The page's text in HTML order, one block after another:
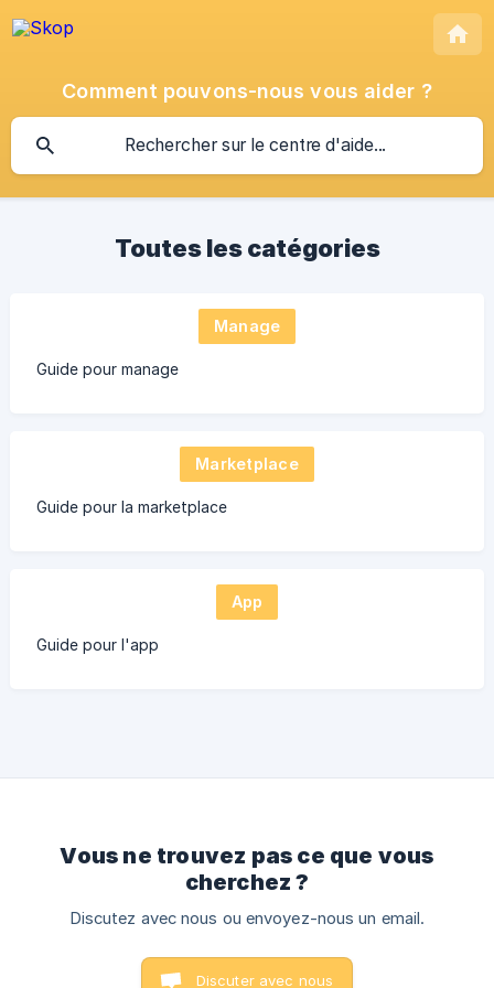
Comment pouvons-nous vous aider ?
Toutes les catégories
Manage
Guide pour manage
Marketplace
Guide pour la marketplace
App
Guide pour l'app
Vous ne trouvez pas ce que vous
cherchez ?
Discutez avec nous ou envoyez-nous un email.
Discuter avec nous